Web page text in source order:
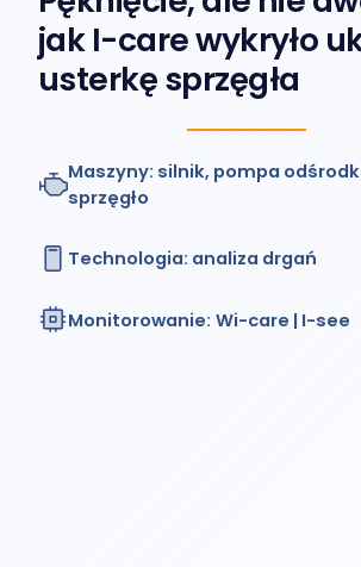
jak I-care wykryło
usterkę sprzęgła
Maszyny: silnik, pompa
sprzęgło
Technologia: analiza drgań
Monitorowanie: Wi-care | I-see